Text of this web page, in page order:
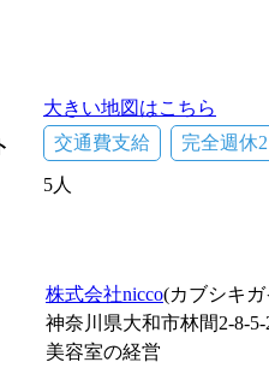
大きい地図はこちら
交通費支給 完全週休2
5人
株式会社nicco(カブシキ
神奈川県大和市林間2-8-
美容室の経営